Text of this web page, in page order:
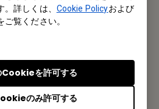
詳しくは、 Cookie Policyおよび
ご覧ください。
のみ許可する
Cookieを許可する
マガ登録
登録する